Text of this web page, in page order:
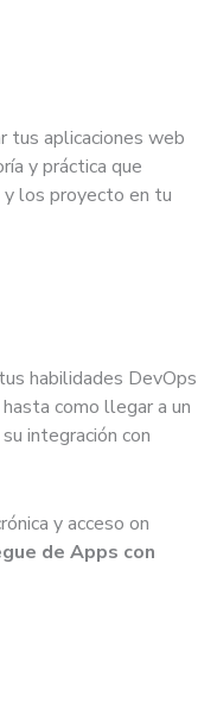
tus aplicaciones web
y práctica que
y los proyecto en tu
habilidades DevOps
como llegar a un
integración con
y acceso on
de Apps con